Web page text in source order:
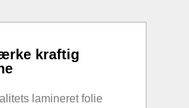
kraftig
lamineret folie